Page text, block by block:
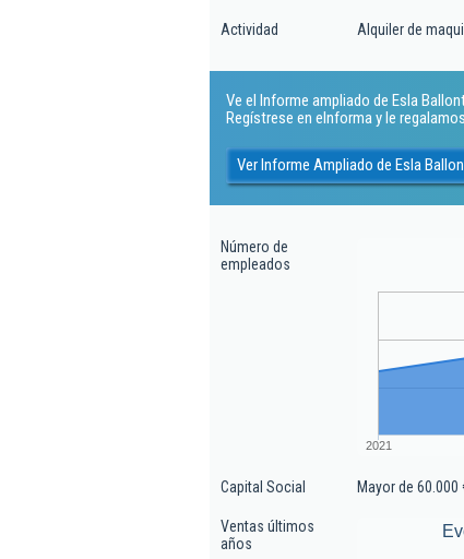
Actividad Alquiler de
Ve el Informe ampliado de Esla
Regístrese en eInforma y le
Ver Informe Ampliado de Esla
Número de
empleados
2021
Capital Social Mayor de 60.000
Ventas últimos
años